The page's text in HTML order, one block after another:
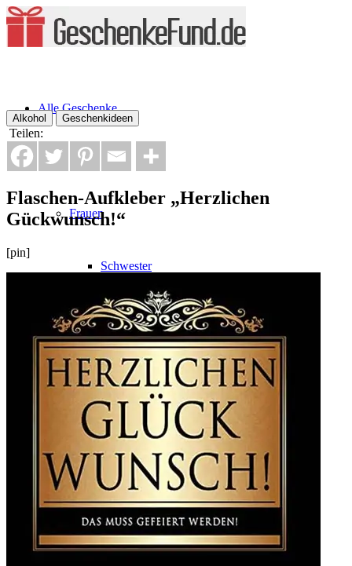
Alle Geschenke
nach Personen
Frauen
Schwester
Mutter
Männer
Partner
Bruder
Vater
Alkohol Geschenkideen
Teilen:
Flaschen-Aufkleber „Herzlichen
Gückwunsch!“
[pin]